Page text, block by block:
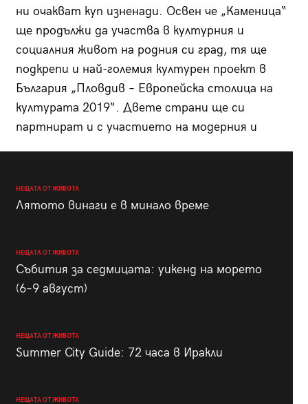
ни очакват куп изненади. Освен че „Каменица“
ще продължи да участва в културния и
социалния живот на родния си град, тя ще
подкрепи и най-големия културен проект в
България „Пловдив – Европейска столица на
културата 2019“. Двете страни ще си
партнират и с участието на модерния и
НЕЩАТА ОТ ЖИВОТА
Лятото винаги е в минало време
НЕЩАТА ОТ ЖИВОТА
Събития за седмицата: уикенд на морето
(6–9 август)
НЕЩАТА ОТ ЖИВОТА
Summer City Guide: 72 часа в Иракли
НЕЩАТА ОТ ЖИВОТА